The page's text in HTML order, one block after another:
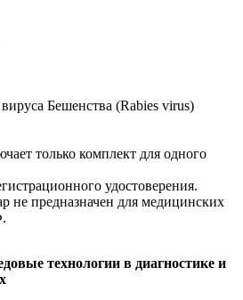
Бешенства (Rabies virus)
удостоверения.
не предназначен для медицинских
технологии в диагностике и